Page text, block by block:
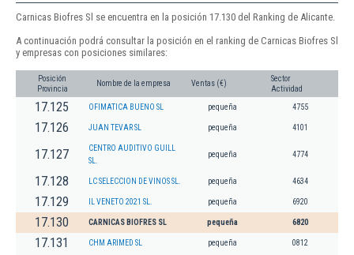
Carnicas Biofres Sl se encuentra en la posición 17.130 del Ranking de Alicante.
A continuación podrá consultar la posición en el ranking de Carnicas Biofres Sl
y empresas con posiciones similares:
Posición
Provincia
Nombre de la empresa Ventas (€)
Sector
Actividad
17.125 OFIMATICA BUENO SL pequeña 4755
17.126 JUAN TEVAR SL pequeña 4101
17.127
CENTRO AUDITIVO GUILL
SL.
pequeña 4774
17.128 LC SELECCION DE VINOS SL. pequeña 4634
17.129 IL VENETO 2021 SL. pequeña 6920
17.130 CARNICAS BIOFRES SL pequeña 6820
17.131 CHM ARIMED SL pequeña 0812